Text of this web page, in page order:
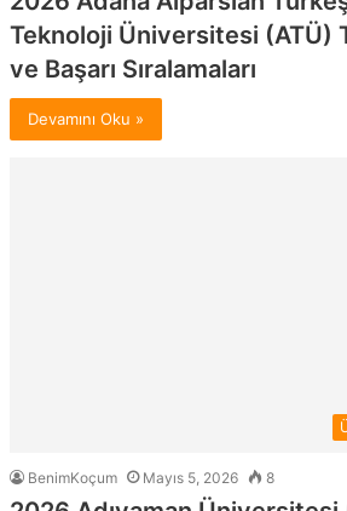
Teknoloji Üniversitesi (ATÜ)
ve Başarı Sıralamaları
Devamını Oku »
BenimKoçum Mayıs 5, 2026 8